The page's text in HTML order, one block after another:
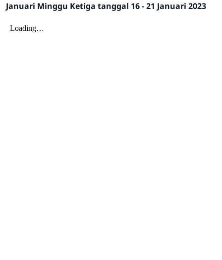
Januari Minggu Ketiga tanggal 16 - 21 Januari 2023